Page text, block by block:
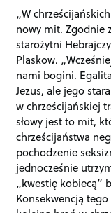
„W
nowy mit. Zgodnie
starożytni
Plaskow.
nami bogini.
Jezus, ale jego
w chrześcijańskiej
słowy jest to mit,
chrześcijaństwa
pochodzenie
jednocześnie
„kwestię kobiecą”
Konsekwencją